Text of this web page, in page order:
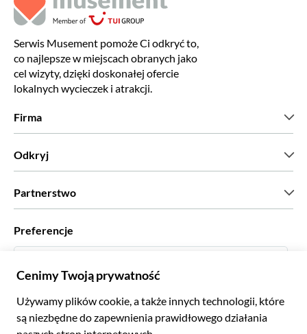
Serwis Musement pomoże Ci odkryć to,
co najlepsze w miejscach obranych jako
cel wizyty, dzięki doskonałej ofercie
lokalnych wycieczek i atrakcji.
Firma
Odkryj
Partnerstwo
Programy powiązane
Biura podróży
Zostań dostawcą
Become a Distribution Partner
Preferencje
Polski
Italiano
Français
Zł Złoty Polski